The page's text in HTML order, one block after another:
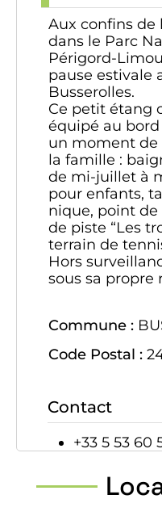
Aux confins de
dans le Parc
Périgord-
pause estivale
Busserolles.
Ce petit étang
équipé au
un moment
la famille :
de mi-juillet à
pour enfants,
nique, point
de piste “Les
terrain de
Hors
sous sa propre
Commune :
Code Postal :
Contact
+33 5 53 60